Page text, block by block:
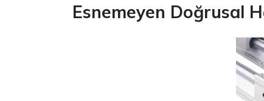
Esnemeyen Doğrusal